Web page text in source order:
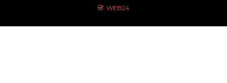
WEB24